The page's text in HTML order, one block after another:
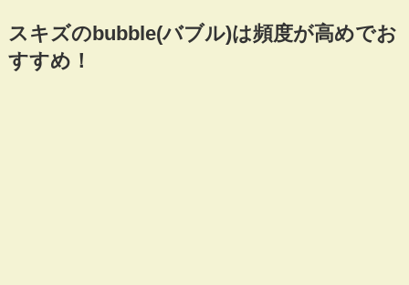
スキズのbubble(バブル)は頻度が高めでお
すすめ！